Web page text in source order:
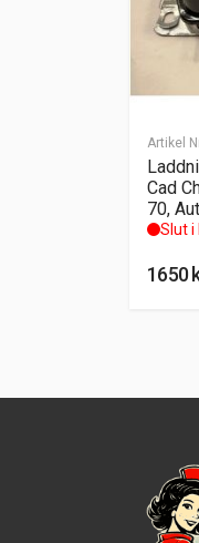
Artikel
Cad
70,
Slut i
1650